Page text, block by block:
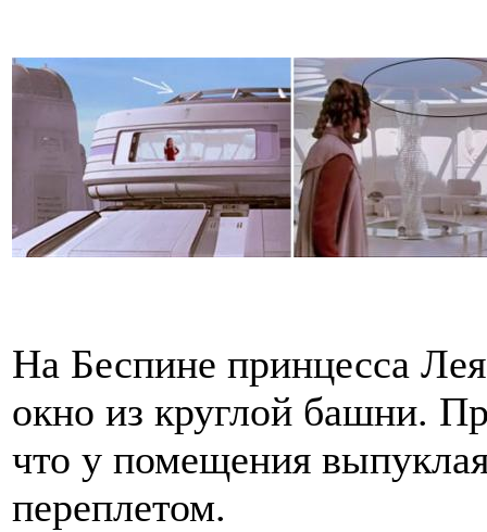
На Беспине принцесса
окно из круглой башни.
что у помещения
переплетом.